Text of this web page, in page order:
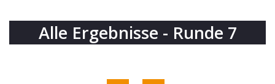
Alle Ergebnisse - Runde 7